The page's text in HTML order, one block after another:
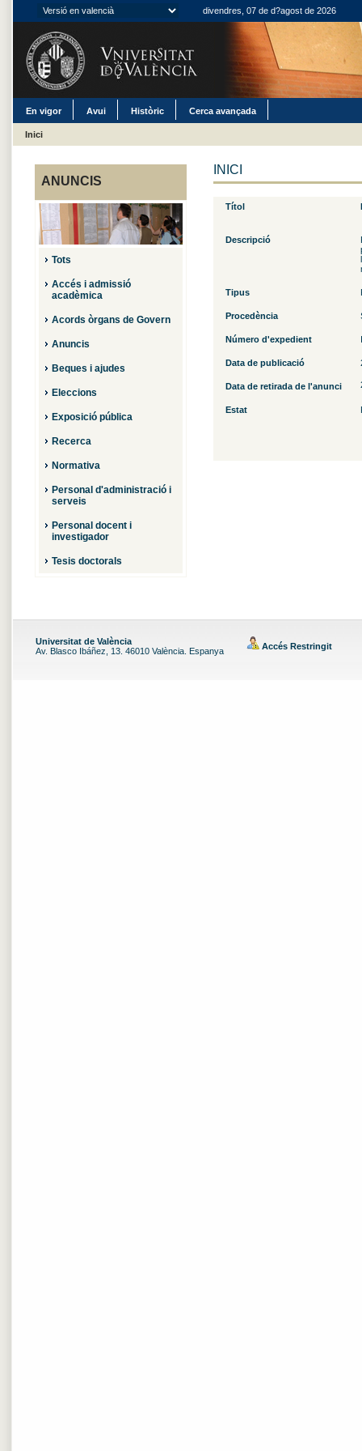
divendres, 07 de d?agost de 2026
En vigor Avui Històric Cerca avançada
Inici
ANUNCIS
Tots
Accés i admissió
acadèmica
Acords òrgans de Govern
Anuncis
Beques i ajudes
Eleccions
Exposició pública
Recerca
Normativa
Personal d'administració i
serveis
Personal docent i
investigador
Tesis doctorals
INICI
Títol
Descripció
Tipus
Procedència
Número d'expedient
Data de publicació
Data de retirada de l'anunci
Estat
Universitat de València
Av. Blasco Ibáñez, 13. 46010 València. Espanya
Accés Restringit